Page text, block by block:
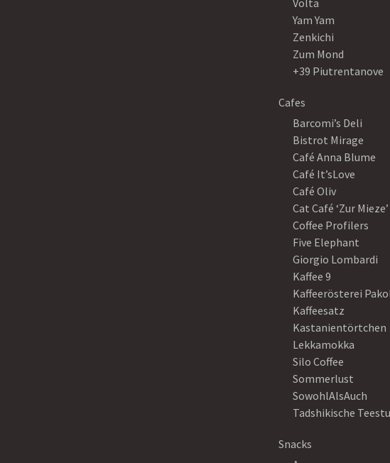
Volta
Yam Yam
Zenkichi
Zum Mond
+39 Piutrentanove
Cafes
Barcomi’s Deli
Bistrot Mirage
Café Anna Blume
Café It’sLove
Café Oliv
Cat Café ‘Zur Mieze’
Coffee Profilers
Five Elephant
Giorgio Lombardi
Kaffee 9
Kaffeerösterei
Kaffeesatz
Kastanientörtchen
Lekkamokka
Silo Coffee
Sommerlust
SowohlAlsAuch
Tadshikische
Snacks